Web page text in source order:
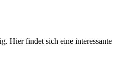
Hier findet sich eine interessante